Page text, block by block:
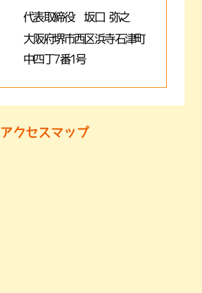
代表取締役 坂口 弥之
大阪府堺市西区浜寺石津町
中四丁7番1号
アクセスマップ